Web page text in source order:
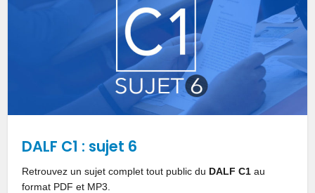
DALF C1 : sujet 6
Retrouvez un sujet complet tout public du DALF C1 au
format PDF et MP3.